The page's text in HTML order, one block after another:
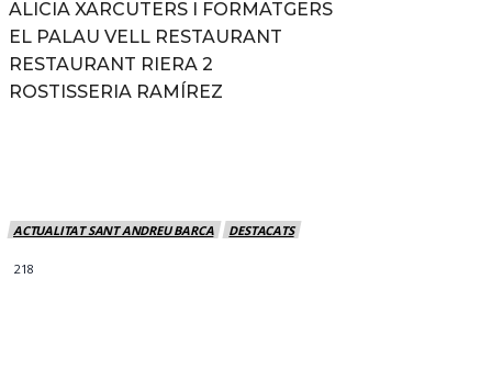
ALICIA XARCUTERS I FORMATGERS
EL PALAU VELL RESTAURANT
RESTAURANT RIERA 2
ROSTISSERIA RAMÍREZ
ACTUALITAT SANT ANDREU BARCA DESTACATS
218